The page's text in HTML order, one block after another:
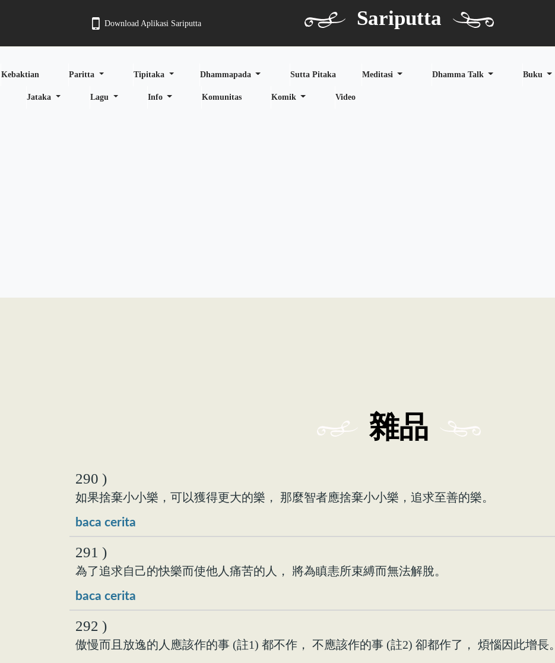
Download Aplikasi Sariputta Sariputta
Kebaktian Paritta Tipitaka Dhammapada Sutta Pitaka Meditasi Dhamma Talk Buku
Jataka Lagu Info Komunitas Komik Video
雜品
290 )
如果捨棄小小樂，可以獲得更大的樂， 那麼智者應捨棄小小樂，追求至善的樂。
baca cerita
291 )
為了追求自己的快樂而使他人痛苦的人， 將為瞋恚所束縛而無法解脫。
baca cerita
292 )
傲慢而且放逸的人應該作的事 (註1) 都不作， 不應該作的事 (註2) 卻都作了， 煩惱因此增長。